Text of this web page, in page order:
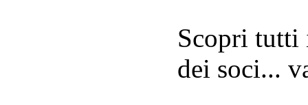
Scopri tutti
dei soci...